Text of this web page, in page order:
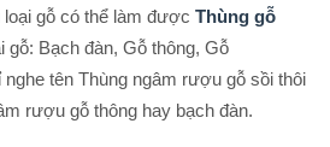
gỗ có thể làm được Thùng gỗ
gỗ: Bạch đàn, Gỗ thông, Gỗ
tên Thùng ngâm rượu gỗ sồi thôi
rượu gỗ thông hay bạch đàn.